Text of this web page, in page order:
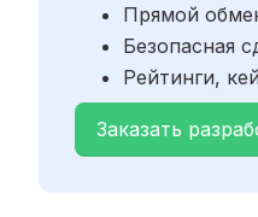
Прямой
Безопасная
Рейтинги,
Заказать